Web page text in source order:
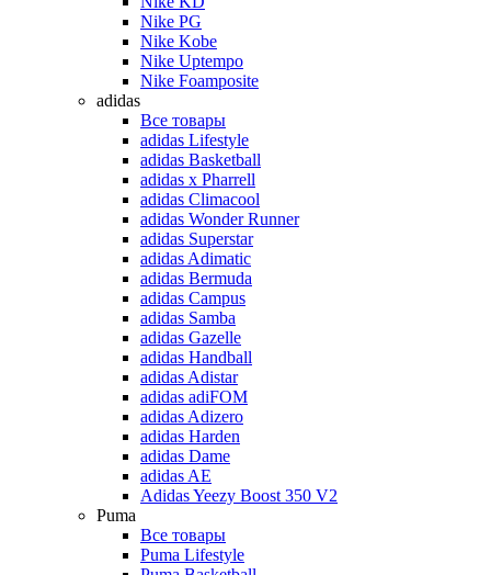
Nike PG
Nike Kobe
Nike Uptempo
Nike Foamposite
adidas
Все товары
adidas Lifestyle
adidas Basketball
adidas x Pharrell
adidas Climacool
adidas Wonder Runner
adidas Superstar
adidas Adimatic
adidas Bermuda
adidas Campus
adidas Samba
adidas Gazelle
adidas Handball
adidas Adistar
adidas adiFOM
adidas Adizero
adidas Harden
adidas Dame
adidas AE
Adidas Yeezy Boost 350 V2
Puma
Все товары
Puma Lifestyle